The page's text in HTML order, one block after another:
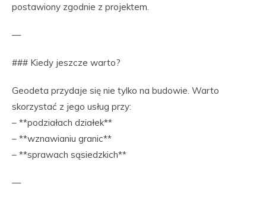
postawiony zgodnie z projektem.
—
### Kiedy jeszcze warto?
Geodeta przydaje się nie tylko na budowie. Warto
skorzystać z jego usług przy:
– **podziałach działek**
– **wznawianiu granic**
– **sprawach sąsiedzkich**
—